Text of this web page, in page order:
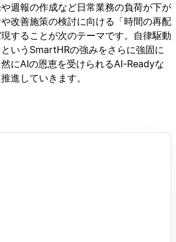
週報の作成など日常業務の負荷が下が
改善施策の検討に向ける「時間の再配
することが次のテーマです。自律駆動
いうSmartHRの強みをさらに強固に
にAIの恩恵を受けられるAI-Readyな
進していきます。